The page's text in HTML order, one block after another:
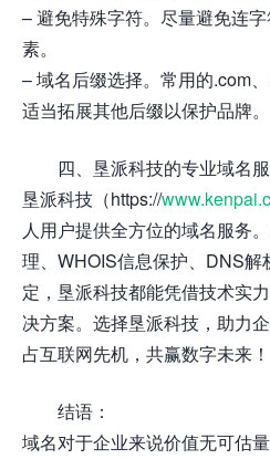
– 避免特殊字符。尽量避免连
素。
– 域名后缀选择。常用的.com
适当拓展其他后缀以保护品牌。
四、垦派科技的专业域名
垦派科技（https://
人用户提供全方位的域名服务
理、WHOIS信息保护、DNS解
定，垦派科技都能凭借技术实
决方案。选择垦派科技，助力
占互联网先机，共赢数字未来！
结语：
域名对于企业来说价值无可估